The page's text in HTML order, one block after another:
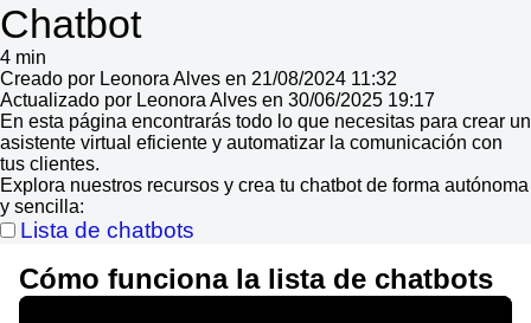
Chatbot
4 min
Creado por Leonora Alves en 21/08/2024 11:32
Actualizado por Leonora Alves en 30/06/2025 19:17
En esta página encontrarás todo lo que necesitas para crear un
asistente virtual eficiente y automatizar la comunicación con
tus clientes.
Explora nuestros recursos y crea tu chatbot de forma autónoma
y sencilla:
Lista de chatbots
Cómo funciona la lista de chatbots